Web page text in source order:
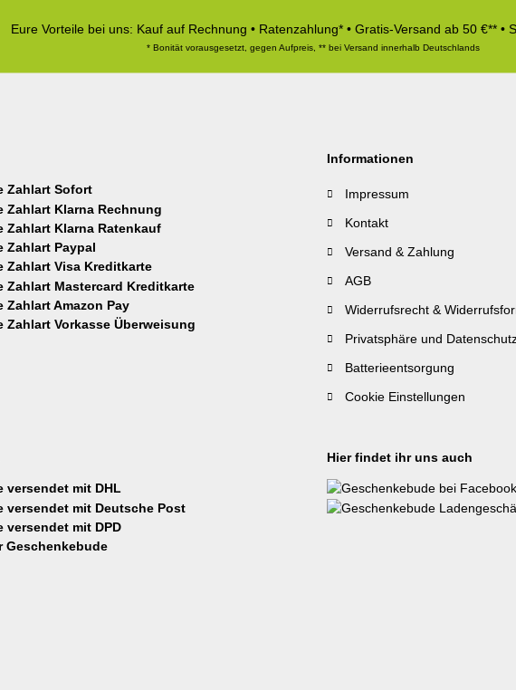
Eure Vorteile bei uns: Kauf auf Rechnung • Ratenzahlung* • Gratis-Versand ab 50 €** •
* Bonität vorausgesetzt, gegen Aufpreis, ** bei Versand innerhalb Deutschlands
Informationen
Impressum
Kontakt
Versand & Zahlung
AGB
Widerrufsrecht &
Privatsphäre und
Batterieentsorgung
Cookie Einstellungen
Hier findet ihr uns auch